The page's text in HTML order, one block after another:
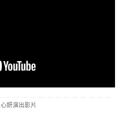
心妍演出影片